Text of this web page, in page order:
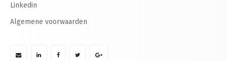
Linkedin
Algemene voorwaarden